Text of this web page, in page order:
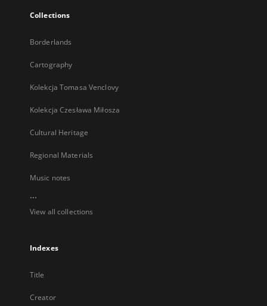
Collections
Borderlands
Cartography
Kolekcja Tomasa Venclovy
Kolekcja Czesława Miłosza
Cultural Heritage
Regional Materials
Music notes
...
View all collections
Indexes
Title
Creator